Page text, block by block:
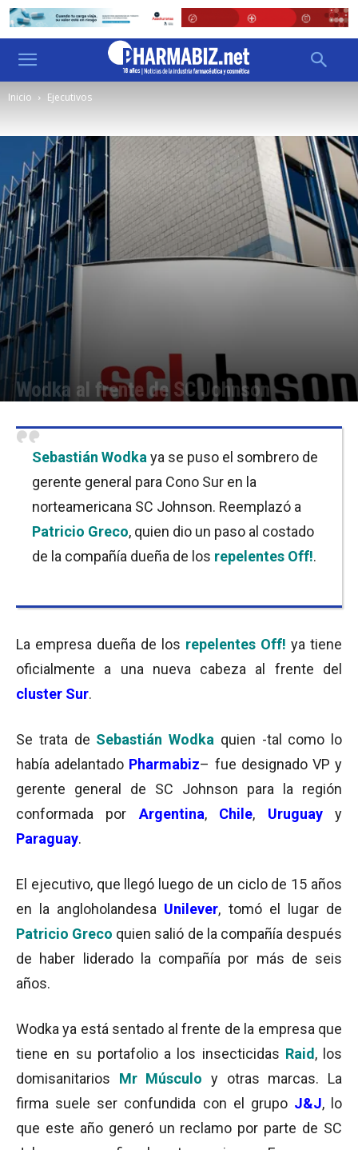
Inicio Ejecutivos
Wodka al frente de SC Johnson
Sebastián Wodka ya se puso el sombrero de
gerente general para Cono Sur en la
norteamericana SC Johnson. Reemplazó a
Patricio Greco, quien dio un paso al costado
de la compañía dueña de los repelentes Off!.
La empresa dueña de los repelentes Off! ya tiene
oficialmente a una nueva cabeza al frente del
cluster Sur.
Se trata de Sebastián Wodka quien -tal como lo
había adelantado Pharmabiz– fue designado VP y
gerente general de SC Johnson para la región
conformada por Argentina, Chile, Uruguayy
Paraguay.
El ejecutivo, que llegó luego de un ciclo de 15 años
en la angloholandesa Unilever, tomó el lugar de
Patricio Greco quien salió de la compañía después
de haber liderado la compañía por más de seis
años.
Wodka ya está sentado al frente de la empresa que
tiene en su portafolio a los insecticidas Raid , los
domisanitarios Mr Músculo y otras marcas. La
firma suele ser confundida con el grupo J&J, lo
que este año generó un reclamo por parte de SC